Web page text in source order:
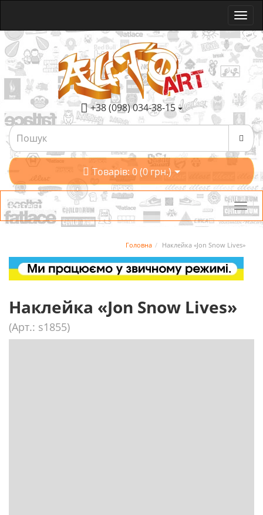
+38 (098) 034-38-15
Товарів: 0 (0 грн.)
Категорії
Головна Наклейка «Jon Snow Lives»
Наклейка «Jon Snow Lives»
(Арт.: s1855)